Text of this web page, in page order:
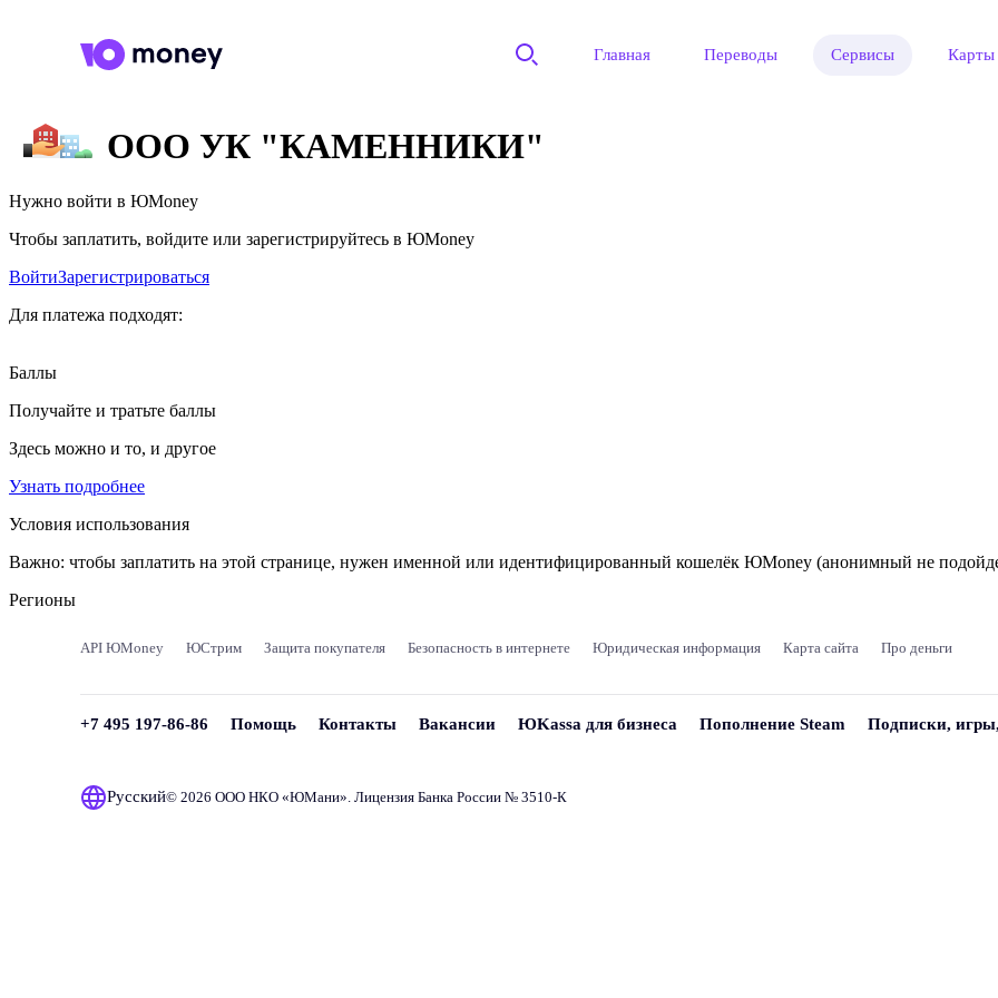
Главная Переводы Сервисы Карты
ООО УК "КАМЕННИКИ"
Нужно войти в ЮMoney
Чтобы заплатить, войдите или зарегистрируйтесь в ЮMoney
ВойтиЗарегистрироваться
Для платежа подходят:
Баллы
Получайте и тратьте баллы
Здесь можно и то, и другое
Узнать подробнее
Условия использования
Важно: чтобы заплатить на этой странице, нужен именной или идентифицированный кошелёк ЮMoney (анонимный не
Регионы
API ЮMoney ЮСтрим Защита покупателя Безопасность в интернете Юридическая информация Карта сайта Про деньги
+7 495 197-86-86 Помощь Контакты Вакансии ЮKassa для бизнеса Пополнение Steam Подписки,
Русский© 2026 ООО НКО «ЮМани». Лицензия Банка России № 3510‑К